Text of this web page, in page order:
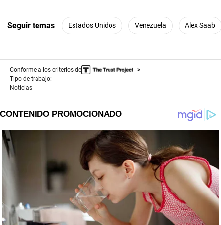
Seguir temas Estados Unidos Venezuela Alex Saab
Conforme a los criterios de
Tipo de trabajo:
Noticias